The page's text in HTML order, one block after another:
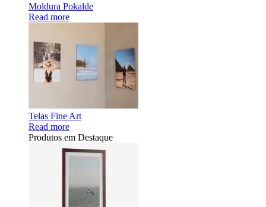
Moldura Pokalde
Read more
Telas Fine Art
Read more
Produtos em Destaque